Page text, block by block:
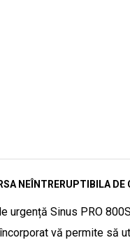
NEÎNTRERUPTIBILA
urgență Sinus PRO
vă permite să